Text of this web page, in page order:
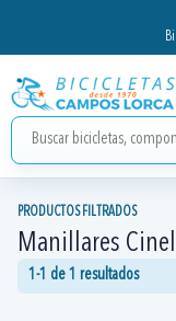
PRODUCTOS FILTRADOS
Manillares
1-1 de 1 resultados